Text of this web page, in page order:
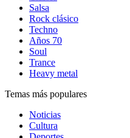
Salsa
Rock clásico
Techno
Años 70
Soul
Trance
Heavy metal
Temas más populares
Noticias
Cultura